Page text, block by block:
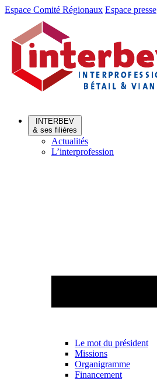
Aller
Aller
contenu
Espace Comité Régionaux Espace presse
INTERBEV
& ses filières
Actualités
L’interprofession
Le mot du président
Missions
Organigramme
Financement